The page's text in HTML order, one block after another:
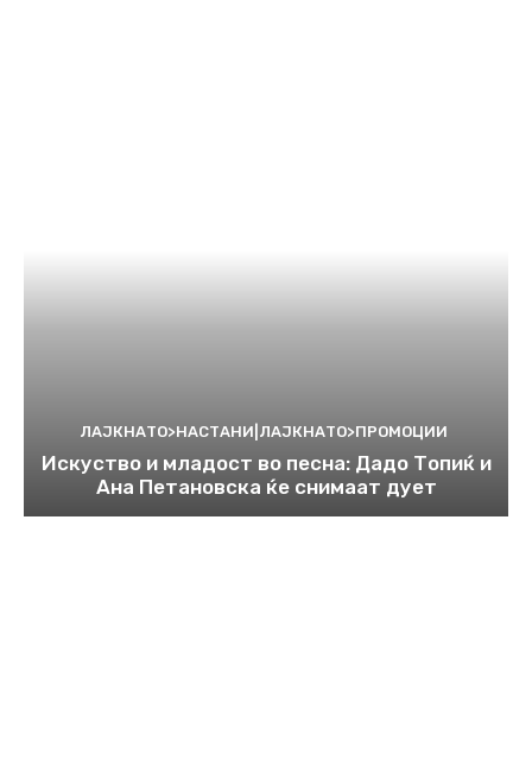
ЛАЈКНАТО>НАСТАНИ|ЛАЈКНАТО>ПРОМОЦИИ
Искуство и младост во песна: Дадо Топиќ и
Ана Петановска ќе снимаат дует